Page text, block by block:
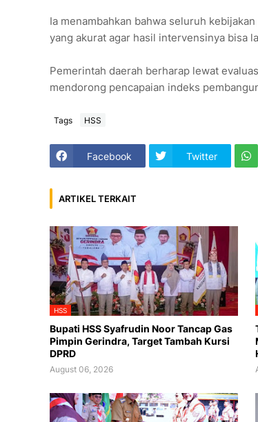
Ia menambahkan bahwa seluruh
yang akurat agar hasil intervensinya bisa
Pemerintah daerah berharap lewat
mendorong pencapaian indeks
Tags HSS
Facebook Twitter
ARTIKEL TERKAIT
HSS
Bupati HSS Syafrudin Noor Tancap Gas
Pimpin Gerindra, Target Tambah Kursi
DPRD
August 06, 2026